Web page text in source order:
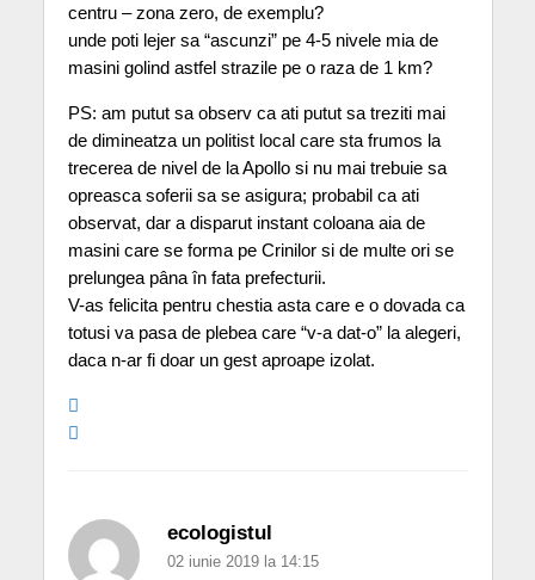
centru – zona zero, de exemplu?
unde poti lejer sa “ascunzi” pe 4-5 nivele mia de
masini golind astfel strazile pe o raza de 1 km?
PS: am putut sa observ ca ati putut sa treziti mai
de dimineatza un politist local care sta frumos la
trecerea de nivel de la Apollo si nu mai trebuie sa
opreasca soferii sa se asigura; probabil ca ati
observat, dar a disparut instant coloana aia de
masini care se forma pe Crinilor si de multe ori se
prelungea pâna în fata prefecturii.
V-as felicita pentru chestia asta care e o dovada ca
totusi va pasa de plebea care “v-a dat-o” la alegeri,
daca n-ar fi doar un gest aproape izolat.
ecologistul
02 iunie 2019 la 14:15